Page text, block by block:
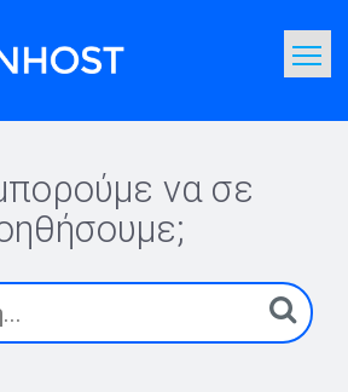
να σε